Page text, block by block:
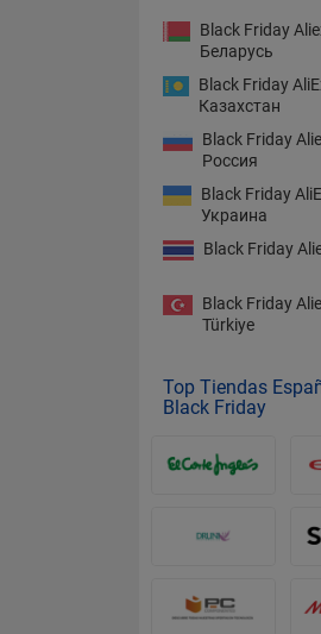
Black Friday
Беларусь
Black Friday
Казахстан
Black Friday
Россия
Black Friday
Украина
Black Friday
Black Friday
Türkiye
Top Tiendas
Black Friday